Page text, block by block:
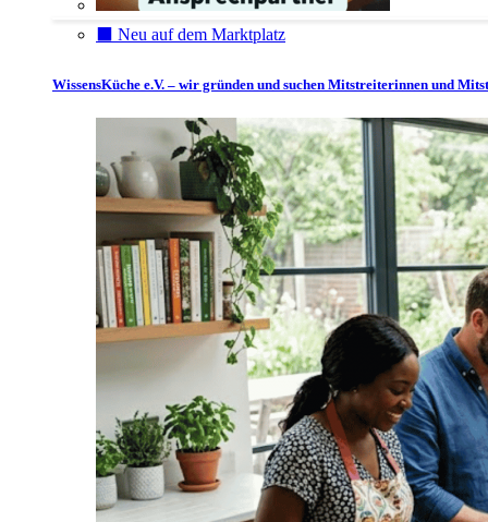
⬛️ Neu auf dem Marktplatz
WissensKüche e.V. – wir gründen und suchen Mitstreiterinnen und